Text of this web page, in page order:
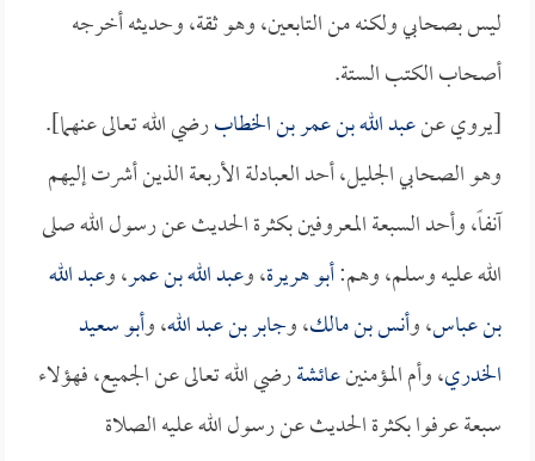
ليس بصحابي ولكنه من التابعين، وهو ثقة، وحديثه أخرجه
أصحاب الكتب الستة.
[يروي عنعبد الله بن عمر بن الخطابرضي الله تعالى عنهما].
وهو الصحابي الجليل، أحد العبادلة الأربعة الذين أشرت إليهم
آنفاً، وأحد السبعة المعروفين بكثرة الحديث عن رسول الله صلى
الله عليه وسلم، وهم:أبو هريرة، وعبد الله بن عمر، وعبد الله
بن عباس، وأنس بن مالك، وجابر بن عبد الله، وأبو سعيد
الخدري، وأم المؤمنينعائشةرضي الله تعالى عن الجميع، فهؤلاء
سبعة عرفوا بكثرة الحديث عن رسول الله عليه الصلاة